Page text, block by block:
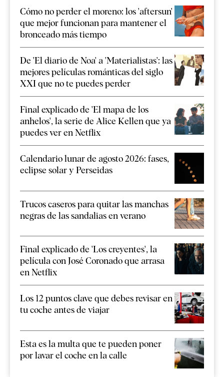
Cómo no perder el moreno: los 'aftersun'
que mejor funcionan para mantener el
bronceado más tiempo
De 'El diario de Noa' a 'Materialistas': las
mejores películas románticas del siglo
XXI que no te puedes perder
Final explicado de 'El mapa de los
anhelos', la serie de Alice Kellen que ya
puedes ver en Netflix
Calendario lunar de agosto 2026: fases,
eclipse solar y Perseidas
Trucos caseros para quitar las manchas
negras de las sandalias en verano
Final explicado de 'Los creyentes', la
película con José Coronado que arrasa
en Netflix
Los 12 puntos clave que debes revisar en
tu coche antes de viajar
Esta es la multa que te pueden poner
por lavar el coche en la calle